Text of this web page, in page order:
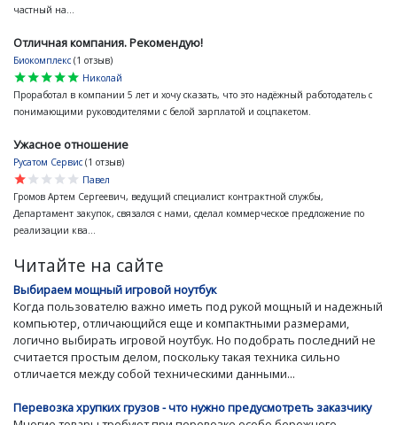
частный на...
Отличная компания. Рекомендую!
Биокомплекс (1 отзыв)
star
star
star
star
star
Николай
Проработал в компании 5 лет и хочу сказать, что это надёжный работодатель с
понимающими руководителями с белой зарплатой и соцпакетом.
Ужасное отношение
Русатом Сервис (1 отзыв)
star
star
star
star
star
Павел
Громов Артем Сергеевич, ведущий специалист контрактной службы,
Департамент закупок, связался с нами, сделал коммерческое предложение по
реализации ква...
Читайте на сайте
Выбираем мощный игровой ноутбук
Когда пользователю важно иметь под рукой мощный и надежный
компьютер, отличающийся еще и компактными размерами,
логично выбирать игровой ноутбук. Но подобрать последний не
считается простым делом, поскольку такая техника сильно
отличается между собой техническими данными...
Перевозка хрупких грузов - что нужно предусмотреть заказчику